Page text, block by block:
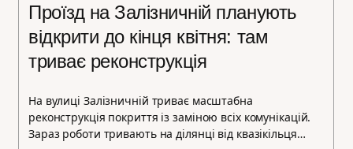
Проїзд на Залізничній планують
відкрити до кінця квітня: там
триває реконструкція
На вулиці Залізничній триває масштабна
реконструкція покриття із заміною всіх комунікацій.
Зараз роботи тривають на ділянці від квазікільця…